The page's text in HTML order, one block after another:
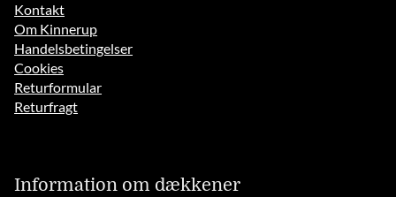
Kontakt
Om Kinnerup
Handelsbetingelser
Cookies
Returformular
Returfragt
Information om dækkener